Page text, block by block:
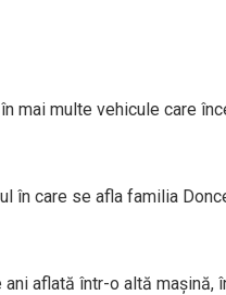
mai multe vehicule care
în care se afla familia
aflată într-o altă mașină,